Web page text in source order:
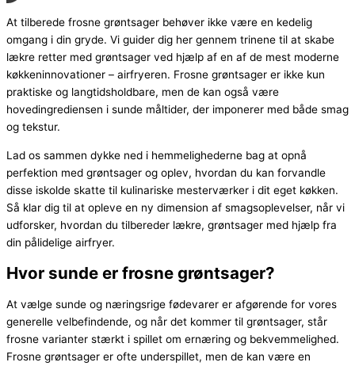
At tilberede frosne grøntsager behøver ikke være en kedelig
omgang i din gryde. Vi guider dig her gennem trinene til at skabe
lækre retter med grøntsager ved hjælp af en af de mest moderne
køkkeninnovationer – airfryeren. Frosne grøntsager er ikke kun
praktiske og langtidsholdbare, men de kan også være
hovedingrediensen i sunde måltider, der imponerer med både smag
og tekstur.
Lad os sammen dykke ned i hemmelighederne bag at opnå
perfektion med grøntsager og oplev, hvordan du kan forvandle
disse iskolde skatte til kulinariske mesterværker i dit eget køkken.
Så klar dig til at opleve en ny dimension af smagsoplevelser, når vi
udforsker, hvordan du tilbereder lækre, grøntsager med hjælp fra
din pålidelige airfryer.
Hvor sunde er frosne grøntsager?
At vælge sunde og næringsrige fødevarer er afgørende for vores
generelle velbefindende, og når det kommer til grøntsager, står
frosne varianter stærkt i spillet om ernæring og bekvemmelighed.
Frosne grøntsager er ofte underspillet, men de kan være en